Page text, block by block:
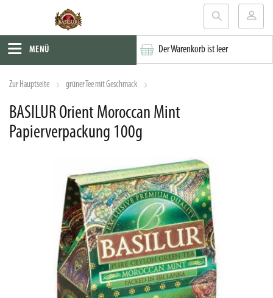
MENÜ Der Warenkorb ist leer
Zur Hauptseite grüner Tee mit Geschmack
BASILUR Orient Moroccan Mint
Papierverpackung 100g